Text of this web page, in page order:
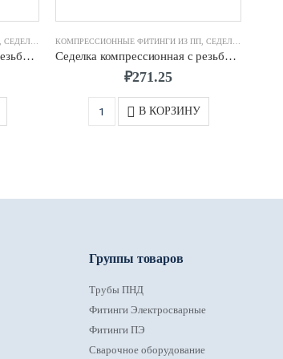
СЕДЕЛКА КОМПРЕССИОННАЯ
Седелка компрессионная с резьбовым отводом д.63 х 1″
КОМПРЕССИОННЫЕ ФИТИНГИ ИЗ ПП СЕДЕЛКА КОМПРЕССИОННАЯ
Седелка компрессионная с резьбовым отводом д.90 х 1/2″
₽271.25
В КОРЗИНУ
Группы товаров
Трубы ПНД
Фитинги Электросварные
Фитинги ПЭ
Сварочное оборудование